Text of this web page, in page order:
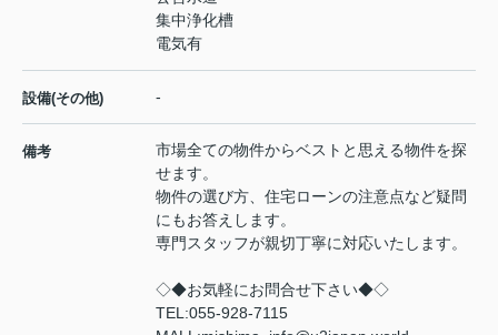
集中浄化槽
電気有
設備(その他) -
備考
市場全ての物件からベストと思える物件を探
せます。
物件の選び方、住宅ローンの注意点など疑問
にもお答えします。
専門スタッフが親切丁寧に対応いたします。
◇◆お気軽にお問合せ下さい◆◇
TEL:055-928-7115